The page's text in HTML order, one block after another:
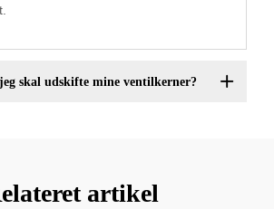
skal udskifte mine ventilkerner?
artikel